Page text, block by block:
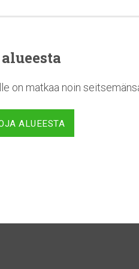
on matkaa noin
ALUEESTA